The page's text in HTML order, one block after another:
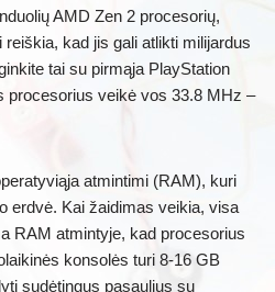
AMD Zen 2 procesorių,
kad jis gali atlikti milijardus
tai su pirmąja PlayStation
procesorius veikė vos 33.8 MHz –
atmintimi (RAM), kuri
erdvė. Kai žaidimas veikia, visa
RAM atmintyje, kad procesorius
konsolės turi 8-16 GB
sudėtingus pasaulius su